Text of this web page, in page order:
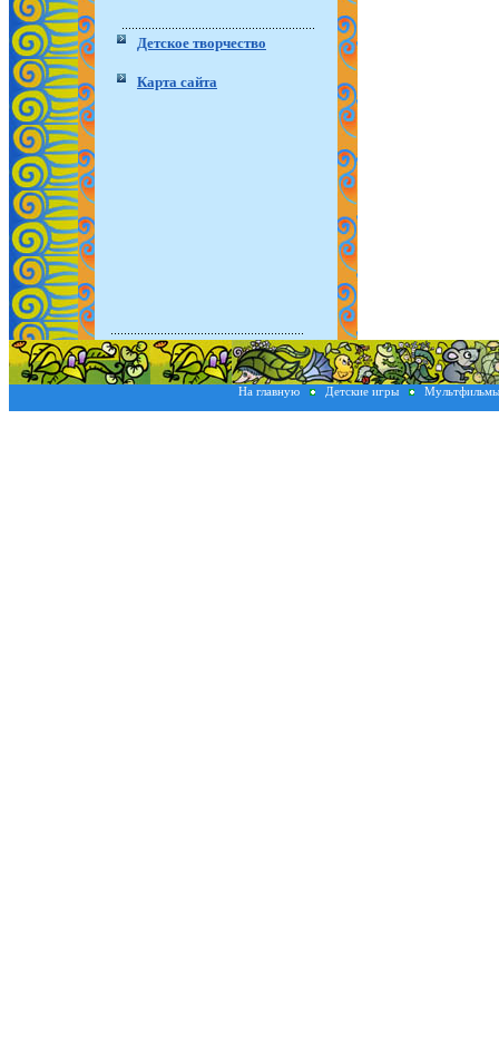
Детское творчество
Карта сайта
На главную Детские игры Мультфильмы